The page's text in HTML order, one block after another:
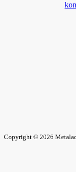
Copyright © 2026